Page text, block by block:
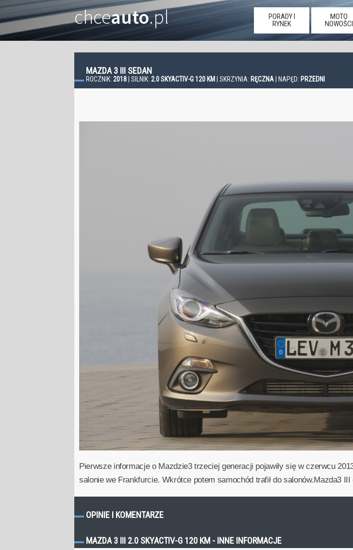
chceauto.pl
PORADY I
RYNEK
MOTO
NOWOŚCI
MAZDA 3 III SEDAN
ROCZNIK: 2018 | SILNIK: 2.0 SKYACTIV-G 120 KM | SKRZYNIA: RĘCZNA | NAPĘD: PRZEDNI
Pierwsze informacje o Mazdzie3 trzeciej generacji pojawiły się w czerwcu
salonie we Frankfurcie. Wkrótce potem samochód trafił do salonów.Mazda3
OPINIE I KOMENTARZE
MAZDA 3 III 2.0 SKYACTIV-G 120 KM - INNE INFORMACJE